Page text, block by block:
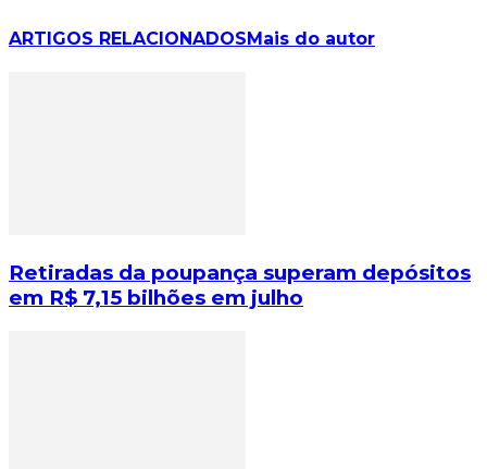
ARTIGOS RELACIONADOS Mais do autor
Retiradas da poupança superam depósitos
em R$ 7,15 bilhões em julho